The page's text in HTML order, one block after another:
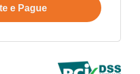
e Pague